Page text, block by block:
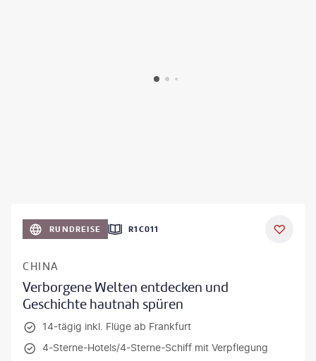
RUNDREISE R1C011
CHINA
Verborgene Welten entdecken und
Geschichte hautnah spüren
14-tägig inkl. Flüge ab Frankfurt
4-Sterne-Hotels/4-Sterne-Schiff mit Verpflegung